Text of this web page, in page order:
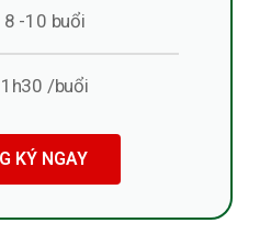
8 -10 buổi
1h30 /buổi
KÝ NGAY